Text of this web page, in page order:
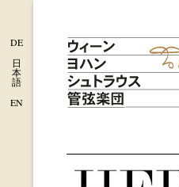
DE
日
本
語
EN